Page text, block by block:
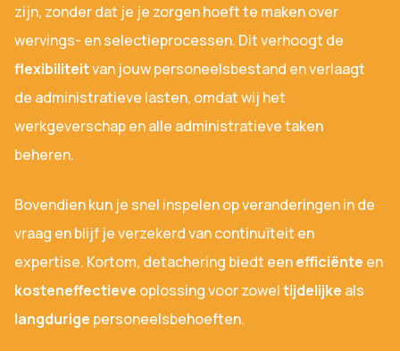
zijn, zonder dat je je zorgen hoeft te maken over
wervings- en selectieprocessen. Dit verhoogt de
flexibiliteitvan jouw personeelsbestand en verlaagt
de administratieve lasten, omdat wij het
werkgeverschap en alle administratieve taken
beheren.
Bovendien kun je snel inspelen op veranderingen in de
vraag en blijf je verzekerd van continuïteit en
expertise. Kortom, detachering biedt eenefficiënte en
kosteneffectieve oplossing voor zoweltijdelijke als
langdurige personeelsbehoeften.